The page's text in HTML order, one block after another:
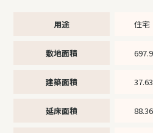
用途 住宅
敷地面積
建築面積
延床面積